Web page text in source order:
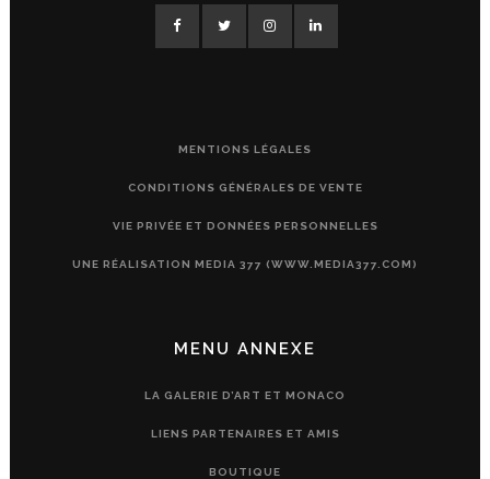
MENTIONS LÉGALES
CONDITIONS GÉNÉRALES DE VENTE
VIE PRIVÉE ET DONNÉES PERSONNELLES
UNE RÉALISATION MEDIA 377 (WWW.MEDIA377.COM)
MENU ANNEXE
LA GALERIE D’ART ET MONACO
LIENS PARTENAIRES ET AMIS
BOUTIQUE